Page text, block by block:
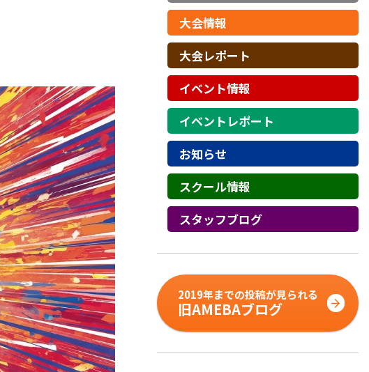
大会情報
大会レポート
イベント情報
イベントレポート
お知らせ
スクール情報
スタッフブログ
2019年までの投稿が見られる
旧AMEBAブログ